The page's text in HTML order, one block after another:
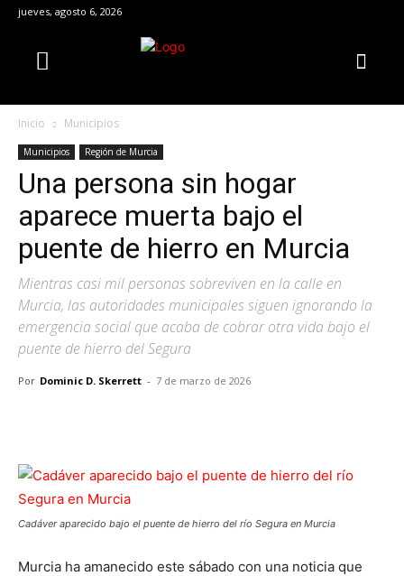
jueves, agosto 6, 2026
Inicio Municipios
Municipios Región de Murcia
Una persona sin hogar
aparece muerta bajo el
puente de hierro en Murcia
Mientras casi mil personas sobreviven en la calle en
Murcia, las autoridades municipales siguen ignorando la
emergencia social que acaba de cobrar otra vida bajo el
puente de hierro del Segura
Por Dominic D. Skerrett - 7 de marzo de 2026
Cadáver aparecido bajo el puente de hierro del río Segura en Murcia
Murcia ha amanecido este sábado con una noticia que